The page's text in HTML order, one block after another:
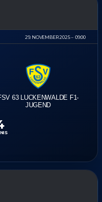
29. NOVEMBER 2025 09:00
63 LUCKENWALDE F1-
JUGEND